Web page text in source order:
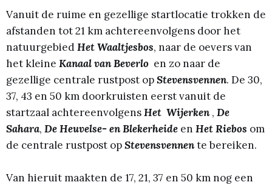
Vanuit de ruime en gezellige startlocatie trokken de
afstanden tot 21 km achtereenvolgens door het
natuurgebiedHet Waaltjesbos, naar de oevers van
het kleine Kanaal van Beverlo en zo naar de
gezellige centrale rustpost opStevensvennen. De 30,
37, 43 en 50 km doorkruisten eerst vanuit de
startzaal achtereenvolgensHet Wijerken, De
Sahara, De Heuvelse- en Blekerheide en Het Riebos om
de centrale rustpost opStevensvennente bereiken.
Van hieruit maakten de 17, 21, 37 en 50 km nog een